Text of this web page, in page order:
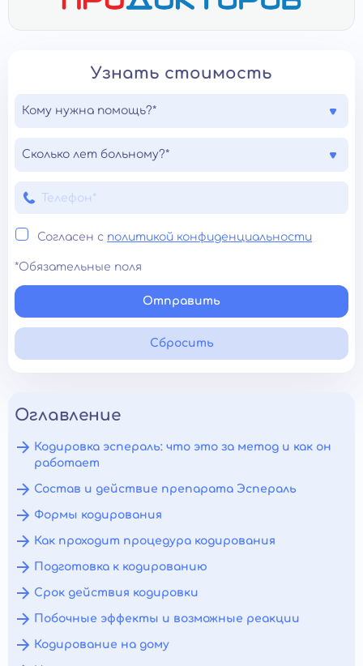
Узнать стоимость
Кому нужна помощь?*
Сколько лет больному?*
Согласен с политикой конфиденциальности
*Обязательные поля
Отправить
Сбросить
Оглавление
Кодировка эспераль: что это за метод и как он
работает
Состав и действие препарата Эспераль
Формы кодирования
Как проходит процедура кодирования
Подготовка к кодированию
Срок действия кодировки
Побочные эффекты и возможные реакции
Кодирование на дому